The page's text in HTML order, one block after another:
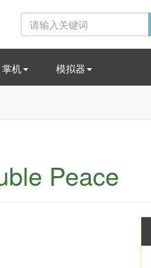
掌机 模拟器
Peace